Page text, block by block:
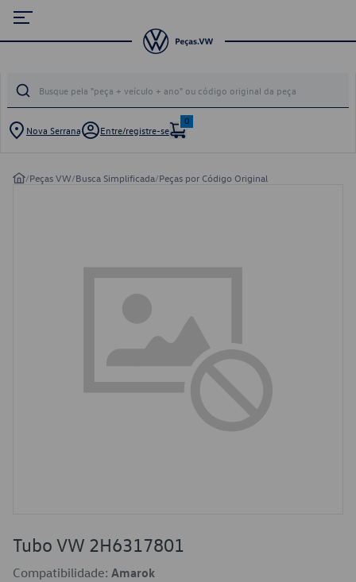
Nova Serrana Entre/registre-se
0
/Peças VW/Busca Simplificada/Peças por Código Original
Tubo VW 2H6317801
Compatibilidade: Amarok